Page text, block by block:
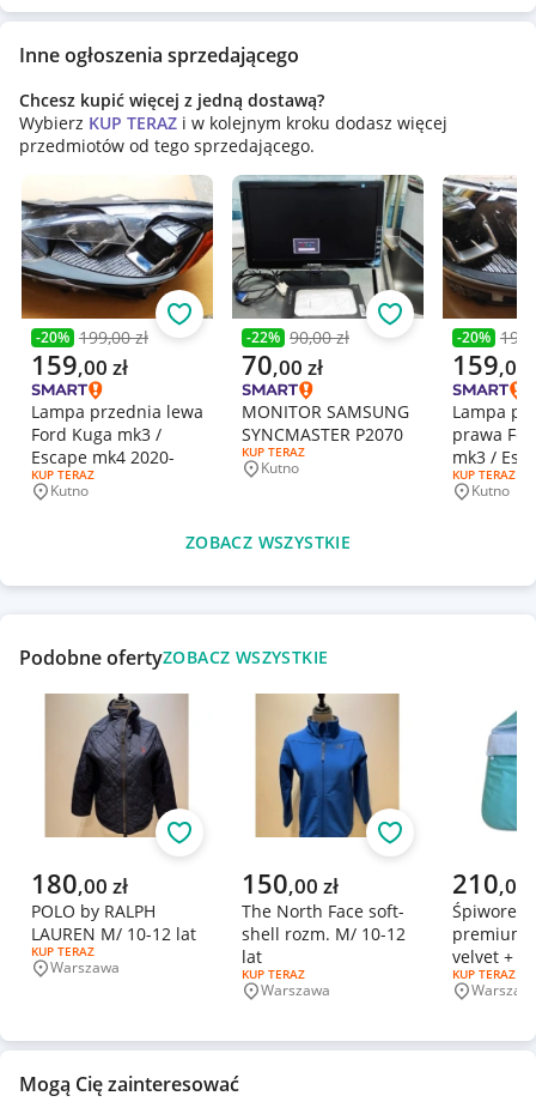
Inne ogłoszenia sprzedającego
Chcesz kupić więcej z jedną dostawą?
Wybierz KUP TERAZ i w kolejnym kroku dodasz więcej
przedmiotów od tego sprzedającego.
Poprzednia cena
-20% 199,00 zł
Aktualna cena
159,00 zł
Lampa przednia lewa
Ford Kuga mk3 /
Escape mk4 2020-
RODZAJ OFERTY:
KUP TERAZ
Miejscowość
Kutno
Obserwuj
Poprzednia cena
-22% 90,00 zł
Aktualna cena
70,00 zł
MONITOR SAMSUNG
SYNCMASTER P2070
RODZAJ OFERTY:
KUP TERAZ
Miejscowość
Kutno
Obserwuj
-20%
Aktualna
159,00
Lampa
prawa
mk3 /
2020-
RODZAJ
KUP TERAZ
Kutno
ZOBACZ WSZYSTKIE
Podobne ofertyZOBACZ WSZYSTKIE
Aktualna cena
180,00 zł
POLO by RALPH
LAUREN M/ 10-12 lat
RODZAJ OFERTY:
KUP TERAZ
Miejscowość
Warszawa
Obserwuj
Aktualna cena
150,00 zł
The North Face soft-
shell rozm. M/ 10-12
lat
RODZAJ OFERTY:
KUP TERAZ
Miejscowość
Warszawa
Obserwuj
Aktualna
210,00
Śpiworek
premium
velvet +
RODZAJ
KUP TERAZ
Mogą Cię zainteresować